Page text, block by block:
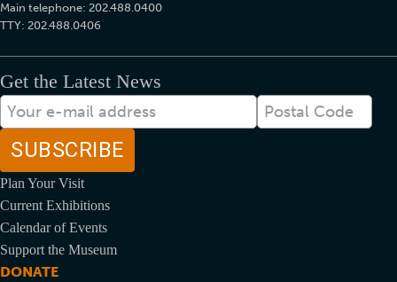
Main telephone: 202.488.0400
TTY: 202.488.0406
Get the Latest News
이
메
일
Postal
Code
Plan Your Visit
Current Exhibitions
Calendar of Events
Support the Museum
DONATE